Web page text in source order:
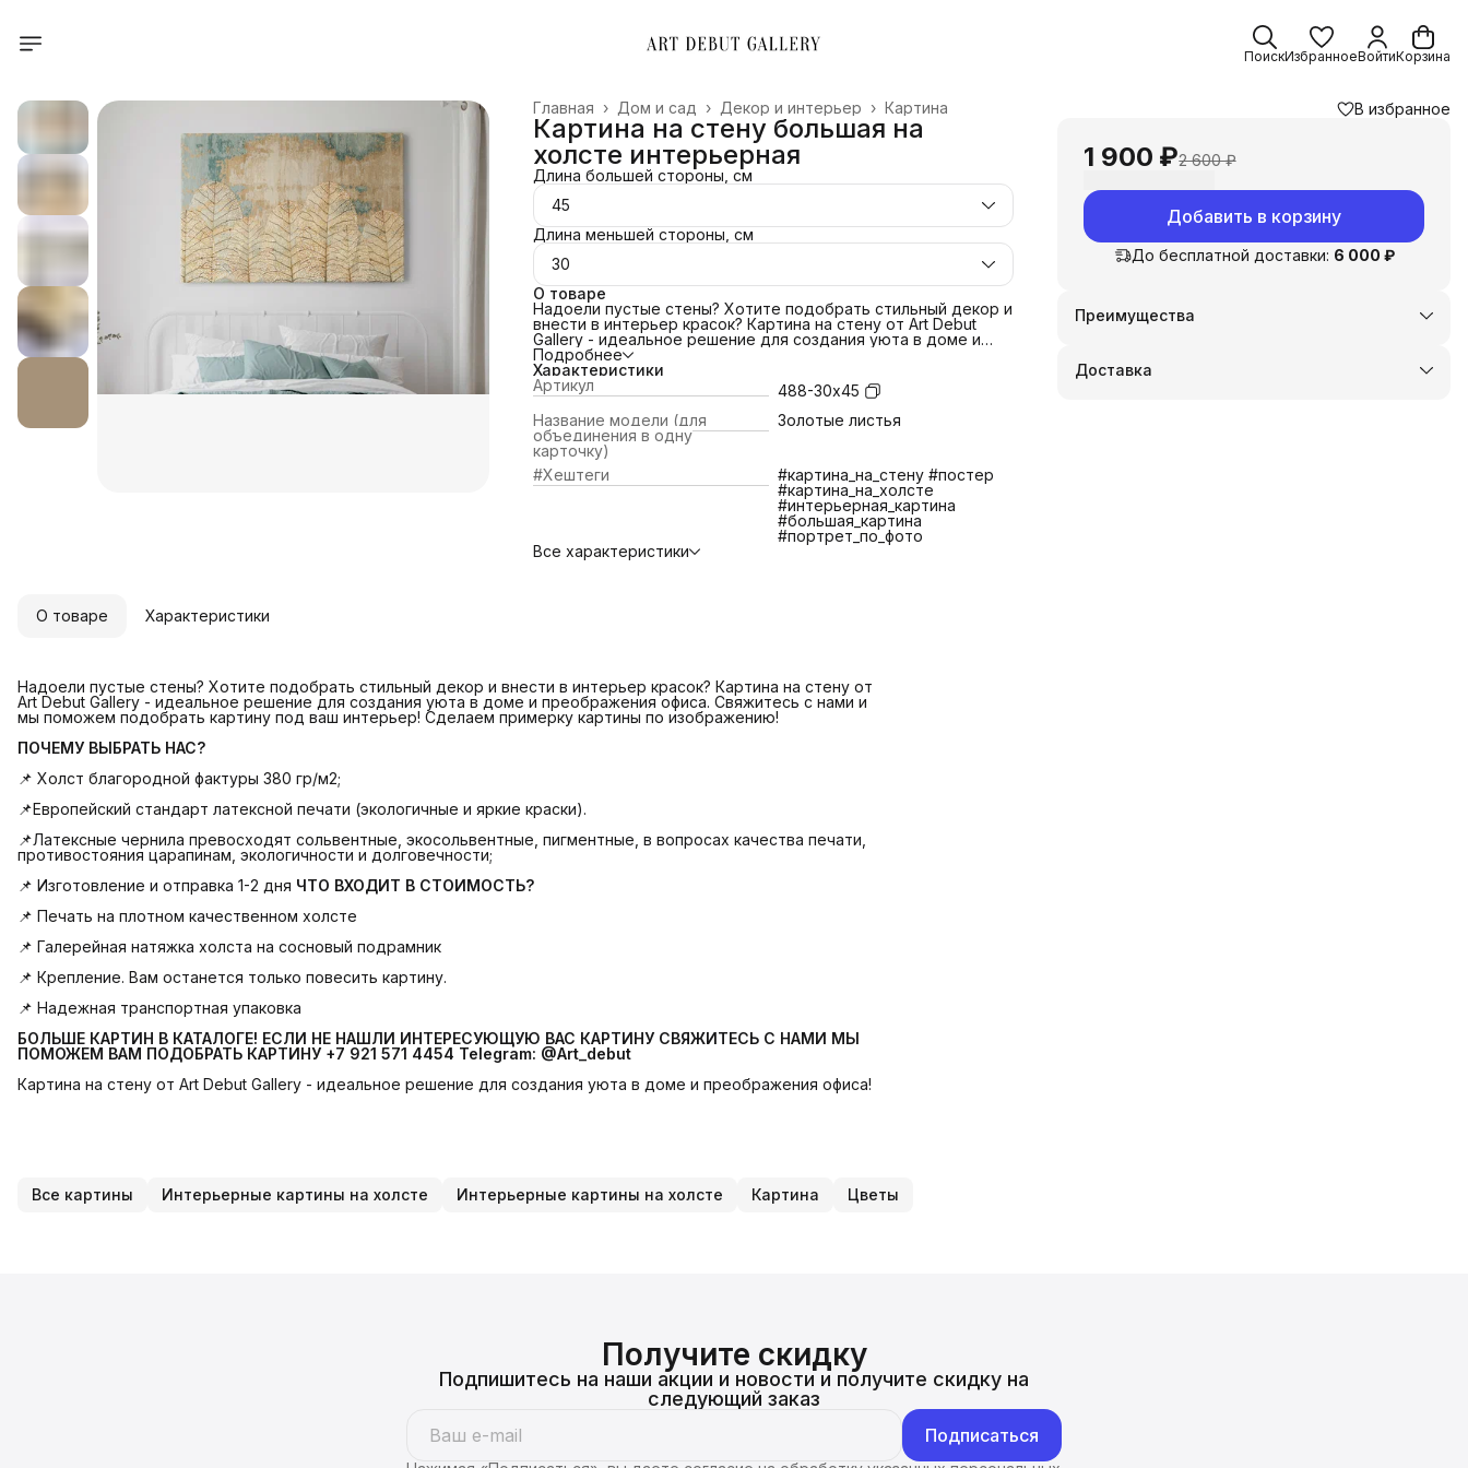
ПоискИзбранноеВойтиКорзина
Картина
Декор и интерьер ›
Дом и сад ›
Главная ›
Картина на стену большая на
холсте интерьерная
Длина большей стороны, см
45
Длина меньшей стороны, см
30
О товаре
Надоели пустые стены? Хотите подобрать стильный декор и
внести в интерьер красок? Картина на стену от Art Debut
Gallery - идеальное решение для создания уюта в доме и
преображения офиса. Свяжитесь с нами и мы поможем
подобрать картину под ваш интерьер! Сделаем примерку
картины по изображению!
ПОЧЕМУ ВЫБРАТЬ НАС?
📌 Холст благородной фактуры 380 гр/м2;
📌Европейский стандарт латексной печати (экологичные и
яркие краски).
📌Латексные чернила превосходят сольвентные,
экосольвентные, пигментные, в вопросах качества печати,
противостояния царапинам, экологичности и долговечности;
📌 Изготовление и отправка 1-2 дняЧТО ВХОДИТ В
📌 Печать на плотном качественном холсте
📌 Галерейная натяжка холста на сосновый подрамник
Подробнее
Характеристики
Артикул
488-30х45
Название модели (для
объединения в одну
карточку)
Золотые листья
#Хештеги
#картина_на_стену #постер
#картина_на_холсте
#интерьерная_картина
#большая_картина
#портрет_по_фото
Все характеристики
В избранное
1 900 ₽2 600 ₽
Добавить в корзину
До бесплатной доставки: 6 000 ₽
Преимущества
Оплата частями в Сплит
Удобный возврат
Доставка
О товаре Характеристики
Надоели пустые стены? Хотите подобрать стильный декор и внести в интерьер красок? Картина на стену от
Art Debut Gallery - идеальное решение для создания уюта в доме и преображения офиса. Свяжитесь с нами и
мы поможем подобрать картину под ваш интерьер! Сделаем примерку картины по изображению!
ПОЧЕМУ ВЫБРАТЬ НАС?
📌 Холст благородной фактуры 380 гр/м2;
📌Европейский стандарт латексной печати (экологичные и яркие краски).
📌Латексные чернила превосходят сольвентные, экосольвентные, пигментные, в вопросах качества печати,
противостояния царапинам, экологичности и долговечности;
📌 Изготовление и отправка 1-2 дня ЧТО ВХОДИТ В СТОИМОСТЬ?
📌 Печать на плотном качественном холсте
📌 Галерейная натяжка холста на сосновый подрамник
📌 Крепление. Вам останется только повесить картину.
📌 Надежная транспортная упаковка
БОЛЬШЕ КАРТИН В КАТАЛОГЕ! ЕСЛИ НЕ НАШЛИ ИНТЕРЕСУЮЩУЮ ВАС КАРТИНУ СВЯЖИТЕСЬ С НАМИ МЫ
ПОМОЖЕМ ВАМ ПОДОБРАТЬ КАРТИНУ +7 921 571 4454 Telegram: @Art_debut
Картина на стену от Art Debut Gallery - идеальное решение для создания уюта в доме и преображения офиса!
Все картины Интерьерные картины на холсте Интерьерные картины на холсте Картина Цветы
Получите скидку
Подпишитесь на наши акции и новости и получите скидку на
следующий заказ
Подписаться